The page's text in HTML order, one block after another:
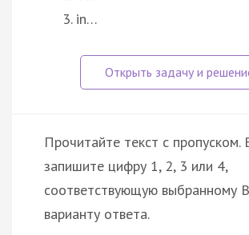
in…
Прочитайте текст с пропуском.
запишите цифру 1, 2, 3 или 4,
соответствующую выбранному
варианту ответа.